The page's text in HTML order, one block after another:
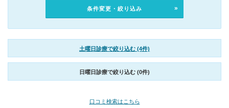
条件変更・絞り込み
土曜日診療で絞り込む (4件)
日曜日診療で絞り込む (0件)
口コミ検索はこちら